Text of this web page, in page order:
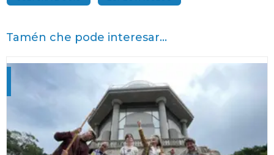
Tamén che pode interesar...